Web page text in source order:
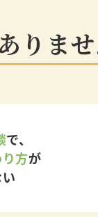
ありま
で、
方が